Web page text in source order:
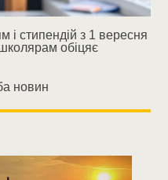
і стипендій з 1 вересня
обіцяє
новин